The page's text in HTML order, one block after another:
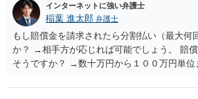
インターネットに強い弁護士
稲葉 進太郎 弁護士
もし賠償金を請求されたら分割払い（最大何
か？ →相手方が応じれば可能でしょう。 賠
そうですか？ →数十万円から１００万円単位
渉が行われ、双方合意に至れば支払が開始さ